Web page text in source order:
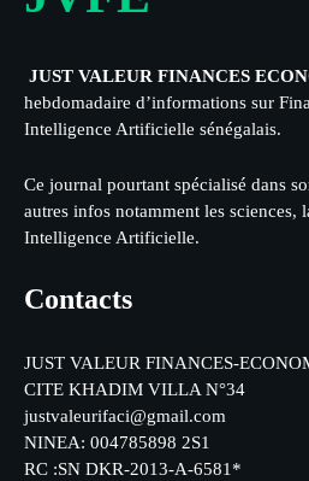
JUST VALEUR FINANCES
hebdomadaire d’informations sur
Intelligence Artificielle sénégalais.
Ce journal pourtant spécialisé dans
autres infos notamment les sciences,
Intelligence Artificielle.
Contacts
JUST VALEUR FINANCES-
CITE KHADIM VILLA N°34
justvaleurifaci@gmail.com
NINEA: 004785898 2S1
RC :SN DKR-2013-A-6581*